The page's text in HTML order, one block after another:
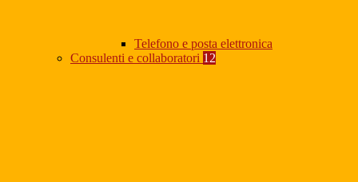
Telefono e posta elettronica
Consulenti e collaboratori 12